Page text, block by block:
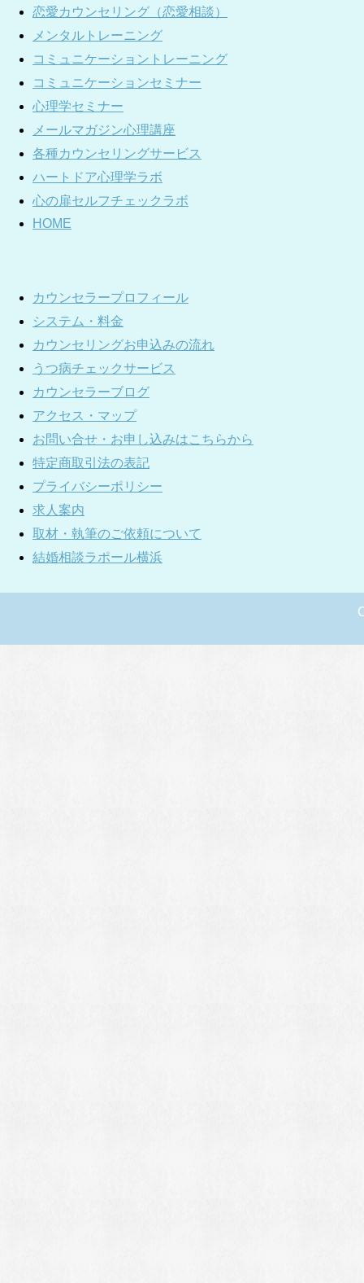
恋愛カウンセリング（恋愛相談）
メンタルトレーニング
コミュニケーショントレーニング
コミュニケーションセミナー
心理学セミナー
メールマガジン心理講座
各種カウンセリングサービス
ハートドア心理学ラボ
心の扉セルフチェックラボ
HOME
カウンセラープロフィール
システム・料金
カウンセリングお申込みの流れ
うつ病チェックサービス
カウンセラーブログ
アクセス・マップ
お問い合せ・お申し込みはこちらから
特定商取引法の表記
プライバシーポリシー
求人案内
取材・執筆のご依頼について
結婚相談ラポール横浜